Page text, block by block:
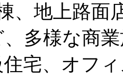
、地上路面
多様な商
宅、オフ